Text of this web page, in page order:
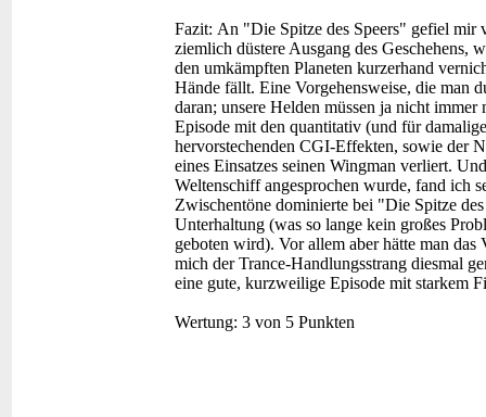
Fazit: An "Die Spitze des Speers" gefiel mir
ziemlich düstere Ausgang des Geschehens,
den umkämpften Planeten kurzerhand
Hände fällt. Eine Vorgehensweise, die man
daran; unsere Helden müssen ja nicht
Episode mit den quantitativ (und für
hervorstechenden CGI-Effekten, sowie der
eines Einsatzes seinen Wingman verliert.
Weltenschiff angesprochen wurde, fand ich
Zwischentöne dominierte bei "Die Spitze
Unterhaltung (was so lange kein großes
geboten wird). Vor allem aber hätte man
mich der Trance-Handlungsstrang diesmal
eine gute, kurzweilige Episode mit starkem
Wertung: 3 von 5 Punkten